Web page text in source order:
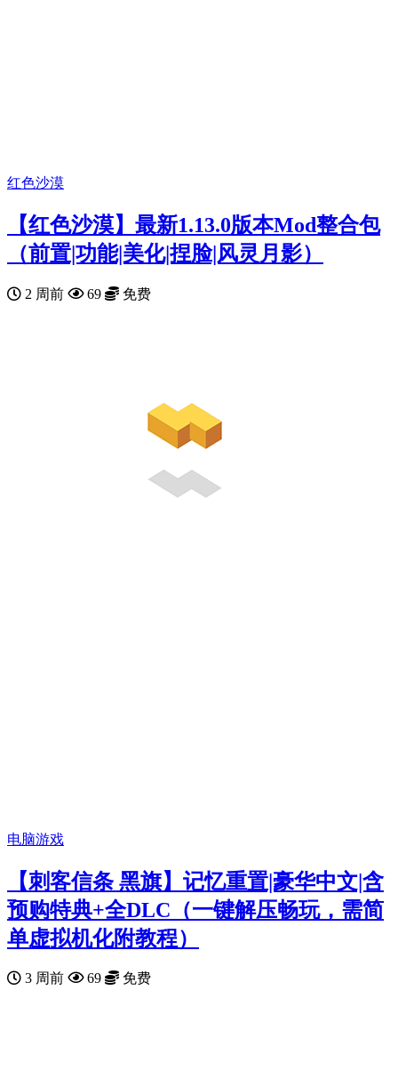
红色沙漠
【红色沙漠】最新1.13.0版本Mod整合包
（前置|功能|美化|捏脸|风灵月影）
2 周前 69 免费
电脑游戏
【刺客信条 黑旗】记忆重置|豪华中文|含
预购特典+全DLC（一键解压畅玩，需简
单虚拟机化附教程）
3 周前 69 免费